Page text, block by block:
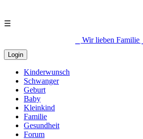
☰
⎯ Wir lieben Familie ⎯
Login
Kinderwunsch
Schwanger
Geburt
Baby
Kleinkind
Familie
Gesundheit
Forum